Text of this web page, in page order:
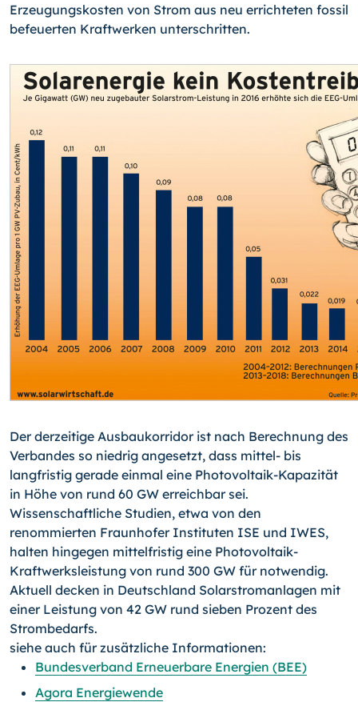
Erzeugungskosten von Strom aus neu errichteten fossil
befeuerten Kraftwerken unterschritten.
Der derzeitige Ausbaukorridor ist nach Berechnung des
Verbandes so niedrig angesetzt, dass mittel- bis
langfristig gerade einmal eine Photovoltaik-Kapazität
in Höhe von rund 60 GW erreichbar sei.
Wissenschaftliche Studien, etwa von den
renommierten Fraunhofer Instituten ISE und IWES,
halten hingegen mittelfristig eine Photovoltaik-
Kraftwerksleistung von rund 300 GW für notwendig.
Aktuell decken in Deutschland Solarstromanlagen mit
einer Leistung von 42 GW rund sieben Prozent des
Strombedarfs.
siehe auch für zusätzliche Informationen:
Bundesverband Erneuerbare Energien (BEE)
Agora Energiewende